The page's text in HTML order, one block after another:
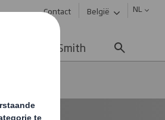
Contact België NL
bij DS Smith